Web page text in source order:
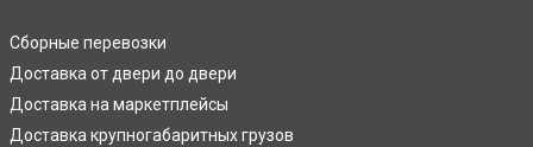
Сборные перевозки
Доставка от двери до двери
Доставка на маркетплейсы
Доставка крупногабаритных грузов